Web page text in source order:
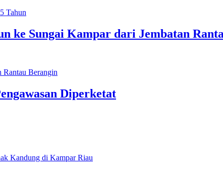
Sungai Kampar dari Jembatan
Diperketat
Kandung di Kampar Riau